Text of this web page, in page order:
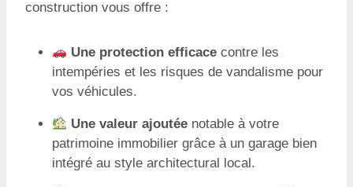
construction vous offre :
Une protection efficace contre les
intempéries et les risques de vandalisme pour
vos véhicules.
Une valeur ajoutée notable à votre
patrimoine immobilier grâce à un garage bien
intégré au style architectural local.